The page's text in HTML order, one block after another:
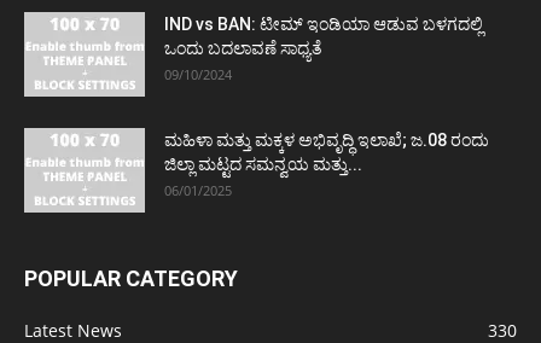
IND vs BAN: ಟೀಮ್ ಇಂಡಿಯಾ ಆಡುವ ಬಳಗದಲ್ಲಿ
ಒಂದು ಬದಲಾವಣೆ ಸಾಧ್ಯತೆ
09/10/2024
ಮಹಿಳಾ ಮತ್ತು ಮಕ್ಕಳ ಅಭಿವೃದ್ಧಿ ಇಲಾಖೆ; ಜ.08 ರಂದು
ಜಿಲ್ಲಾ ಮಟ್ಟದ ಸಮನ್ವಯ ಮತ್ತು...
06/01/2025
POPULAR CATEGORY
Latest News
330